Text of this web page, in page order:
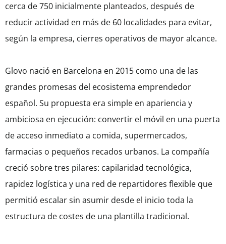
cerca de 750 inicialmente planteados, después de
reducir actividad en más de 60 localidades para evitar,
según la empresa, cierres operativos de mayor alcance.
Glovo nació en Barcelona en 2015 como una de las
grandes promesas del ecosistema emprendedor
español. Su propuesta era simple en apariencia y
ambiciosa en ejecución: convertir el móvil en una puerta
de acceso inmediato a comida, supermercados,
farmacias o pequeños recados urbanos. La compañía
creció sobre tres pilares: capilaridad tecnológica,
rapidez logística y una red de repartidores flexible que
permitió escalar sin asumir desde el inicio toda la
estructura de costes de una plantilla tradicional.